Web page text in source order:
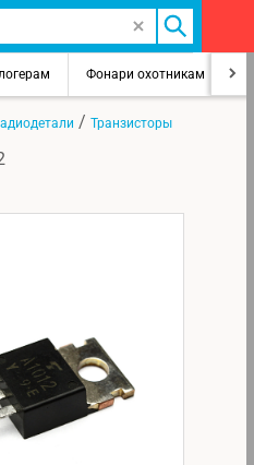
Фонари охотникам
/ Транзисторы